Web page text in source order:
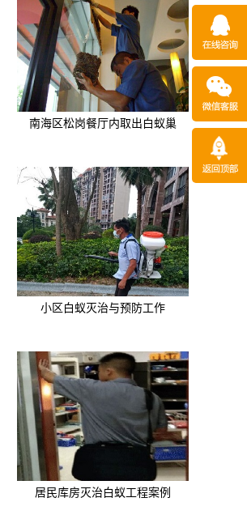
南海区松岗餐厅内取出白蚁巢
小区白蚁灭治与预防工作
居民库房灭治白蚁工程案例